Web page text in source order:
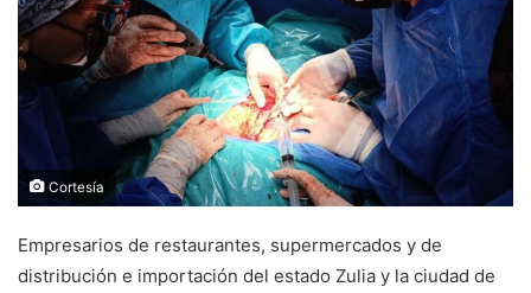
Cortesía
Empresarios de restaurantes, supermercados y de
distribución e importación del estado Zulia y la ciudad de